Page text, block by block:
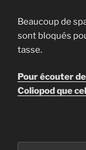
Beaucoup de
sont bloqués
tasse.
Pour écouter
Coliopod que